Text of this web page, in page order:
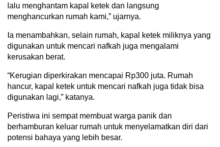
lalu menghantam kapal ketek dan langsung
menghancurkan rumah kami,” ujarnya.
Ia menambahkan, selain rumah, kapal ketek miliknya yang
digunakan untuk mencari nafkah juga mengalami
kerusakan berat.
“Kerugian diperkirakan mencapai Rp300 juta. Rumah
hancur, kapal ketek untuk mencari nafkah juga tidak bisa
digunakan lagi,” katanya.
Peristiwa ini sempat membuat warga panik dan
berhamburan keluar rumah untuk menyelamatkan diri dari
potensi bahaya yang lebih besar.